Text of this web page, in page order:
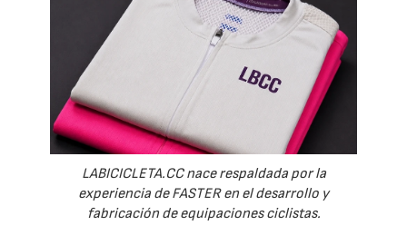
LABICICLETA.CC nace respaldada por la
experiencia de FASTER en el desarrollo y
fabricación de equipaciones ciclistas.